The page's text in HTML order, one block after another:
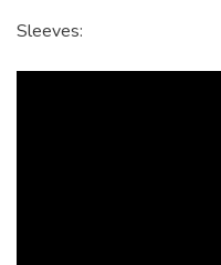
Sleeves: